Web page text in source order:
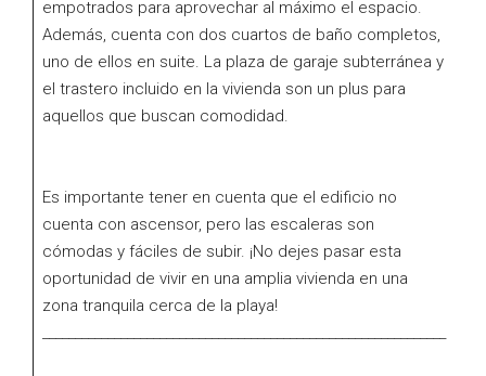
empotrados para aprovechar al máximo el espacio.
Además, cuenta con dos cuartos de baño completos,
uno de ellos en suite. La plaza de garaje subterránea y
el trastero incluido en la vivienda son un plus para
aquellos que buscan comodidad.
Es importante tener en cuenta que el edificio no
cuenta con ascensor, pero las escaleras son
cómodas y fáciles de subir. ¡No dejes pasar esta
oportunidad de vivir en una amplia vivienda en una
zona tranquila cerca de la playa!